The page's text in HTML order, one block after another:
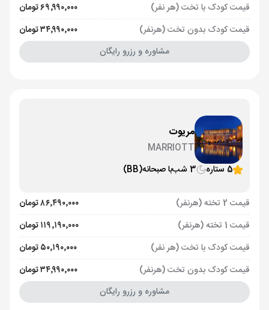
قیمت کودک با تخت (هر نفر)
۶۹٬۹۹۰٬۰۰۰ تومان
قیمت کودک بدون تخت (هرنفر)
۳۴٬۹۹۰٬۰۰۰ تومان
مشاوره و رزرو رایگان
مریوت
MARRIOTT
5 ستاره
3 شب با صبحانه(BB)
قیمت 2 تخته (هرنفر)
۸۶٬۴۹۰٬۰۰۰ تومان
قیمت 1 تخته (هرنفر)
۱۱۹٬۱۹۰٬۰۰۰ تومان
قیمت کودک با تخت (هر نفر)
۵۰٬۱۹۰٬۰۰۰ تومان
قیمت کودک بدون تخت (هرنفر)
۳۴٬۹۹۰٬۰۰۰ تومان
مشاوره و رزرو رایگان